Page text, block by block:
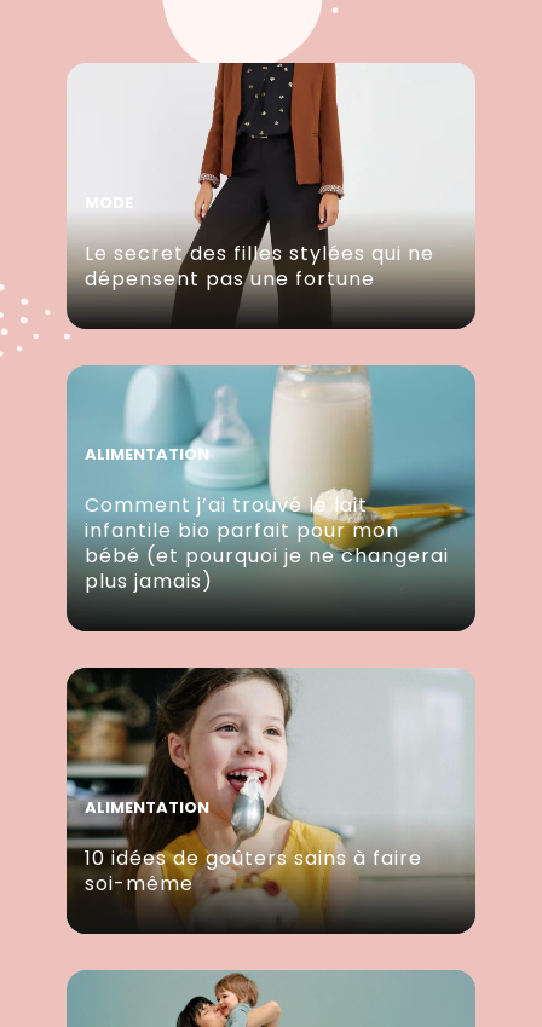
Le secret des filles stylées qui ne
dépensent pas une fortune
ALIMENTATION
Comment j’ai trouvé le lait
infantile bio parfait pour mon
bébé (et pourquoi je ne changerai
plus jamais)
ALIMENTATION
10 idées de goûters sains à faire
soi-même